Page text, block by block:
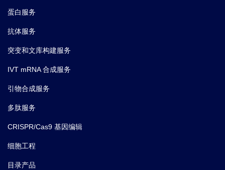
蛋白服务
抗体服务
突变和文库构建服务
IVT mRNA 合成服务
引物合成服务
多肽服务
CRISPR/Cas9 基因编辑
细胞工程
目录产品